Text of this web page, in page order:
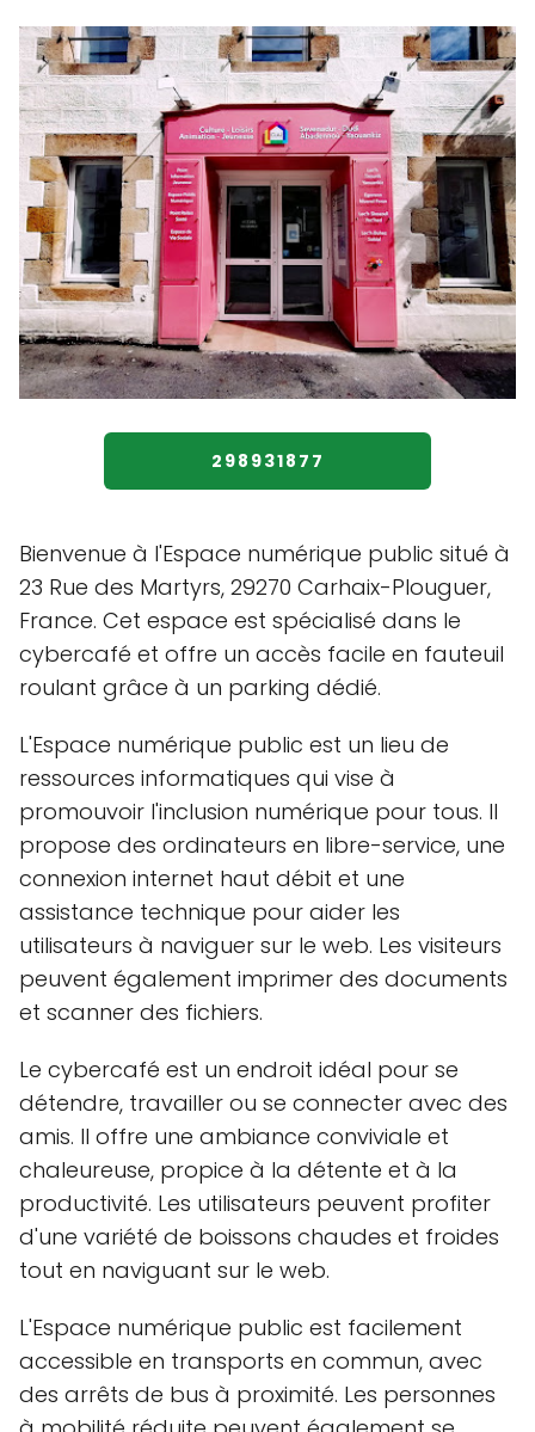
298931877
Bienvenue à l'Espace numérique public situé à
23 Rue des Martyrs, 29270 Carhaix-Plouguer,
France. Cet espace est spécialisé dans le
cybercafé et offre un accès facile en fauteuil
roulant grâce à un parking dédié.
L'Espace numérique public est un lieu de
ressources informatiques qui vise à
promouvoir l'inclusion numérique pour tous. Il
propose des ordinateurs en libre-service, une
connexion internet haut débit et une
assistance technique pour aider les
utilisateurs à naviguer sur le web. Les visiteurs
peuvent également imprimer des documents
et scanner des fichiers.
Le cybercafé est un endroit idéal pour se
détendre, travailler ou se connecter avec des
amis. Il offre une ambiance conviviale et
chaleureuse, propice à la détente et à la
productivité. Les utilisateurs peuvent profiter
d'une variété de boissons chaudes et froides
tout en naviguant sur le web.
L'Espace numérique public est facilement
accessible en transports en commun, avec
des arrêts de bus à proximité. Les personnes